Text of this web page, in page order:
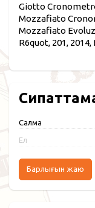
Giotto
Mozzafiato
Mozzafiato
R6quot, 201,
Салмақ
Ел
Барлығын жаю